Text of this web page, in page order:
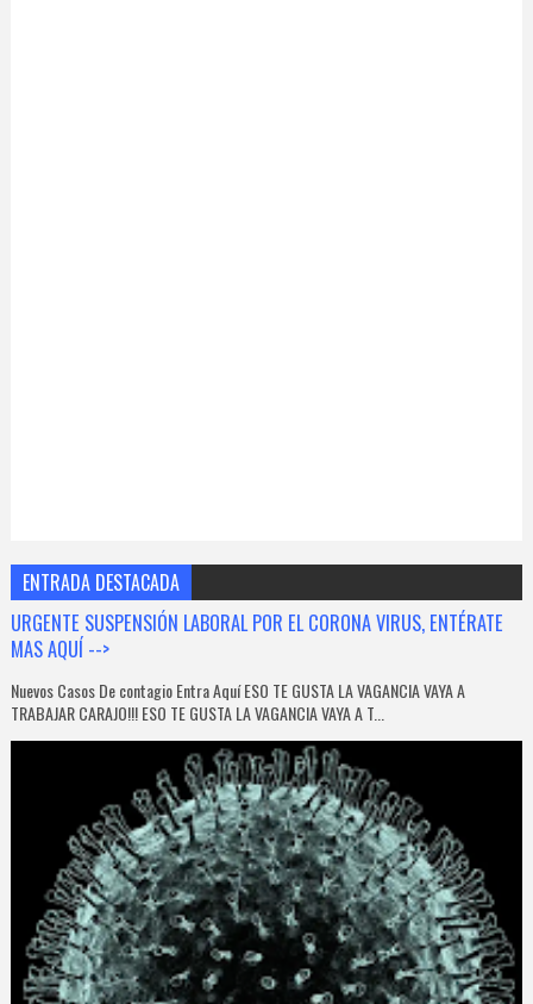
ENTRADA DESTACADA
URGENTE SUSPENSIÓN LABORAL POR EL CORONA VIRUS, ENTÉRATE
MAS AQUÍ -->
Nuevos Casos De contagio Entra Aquí ESO TE GUSTA LA VAGANCIA VAYA A
TRABAJAR CARAJO!!! ESO TE GUSTA LA VAGANCIA VAYA A T...